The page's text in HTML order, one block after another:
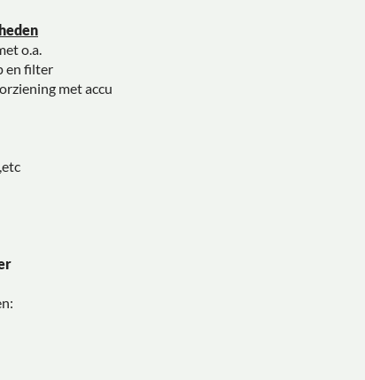
o.a.
en filter
met accu